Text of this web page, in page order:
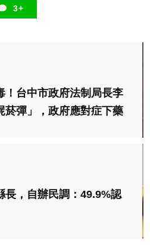
3+
！台中市政府法制局長李
菸彈」，政府應對症下藥
長，自辦民調：49.9%認
作坊登場 在地團隊逾50人